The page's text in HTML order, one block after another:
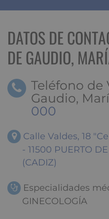
DATOS DE
DE GAUDIO,
Teléfono de
Gaudio,
000
Calle Valdes, 18
- 11500 PUERTO
(CADIZ)
Especialidades
GINECOLOGÍA